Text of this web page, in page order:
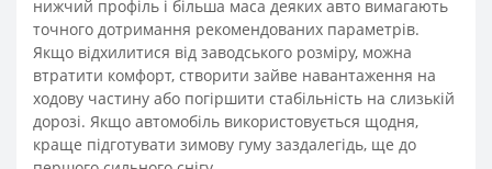
нижчий профіль і більша маса деяких авто вимагають
точного дотримання рекомендованих параметрів.
Якщо відхилитися від заводського розміру, можна
втратити комфорт, створити зайве навантаження на
ходову частину або погіршити стабільність на слизькій
дорозі. Якщо автомобіль використовується щодня,
краще підготувати зимову гуму заздалегідь, ще до